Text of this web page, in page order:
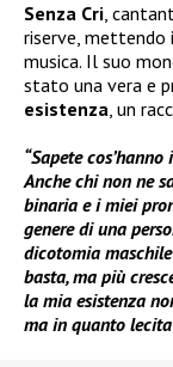
Senza Cri,
riserve, mettendo
musica. Il suo
stato una vera e
esistenza, un
“Sapete
Anche chi non ne
binaria e i miei
genere di una
dicotomia
basta, ma più
la mia esistenza
ma in quanto